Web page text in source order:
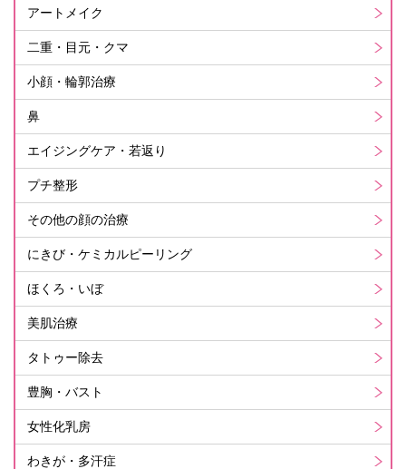
アートメイク
二重・目元・クマ
小顔・輪郭治療
鼻
エイジングケア・若返り
プチ整形
その他の顔の治療
にきび・ケミカルピーリング
ほくろ・いぼ
美肌治療
タトゥー除去
豊胸・バスト
女性化乳房
わきが・多汗症